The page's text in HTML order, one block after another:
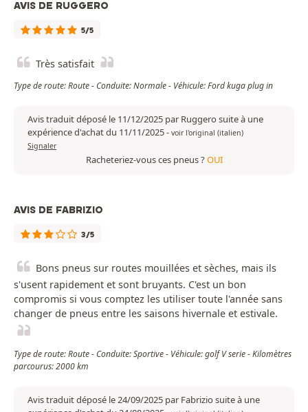
AVIS DE RUGGERO
5/5
Très satisfait
Type de route: Route - Conduite: Normale - Véhicule: Ford kuga plug in
Avis traduit déposé le 11/12/2025 par Ruggero suite à une
expérience d'achat du 11/11/2025- voir l'original (italien)
Signaler
Racheteriez-vous ces pneus ?OUI
AVIS DE FABRIZIO
3/5
Bons pneus sur routes mouillées et sèches, mais ils
s'usent rapidement et sont bruyants. C'est un bon
compromis si vous comptez les utiliser toute l'année sans
changer de pneus entre les saisons hivernale et estivale.
Type de route: Route - Conduite: Sportive - Véhicule: golf V serie - Kilomètres
parcourus: 2000 km
Avis traduit déposé le 24/09/2025 par Fabrizio suite à une